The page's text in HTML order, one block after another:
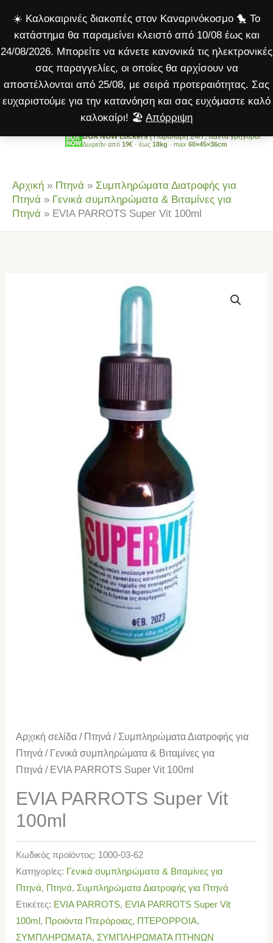
☀️ Καλοκαιρινές διακοπές στον Καναρινόκοσμο 🐤 Το
κατάστημα θα παραμείνει κλειστό από 10/08 έως και
24/08/2026. Μπορείτε να κάνετε κανονικά τις ηλεκτρονικές
σας παραγγελίες, οι οποίες θα αρχίσουν να
αποστέλλονται από 25/08, με σειρά προτεραιότητας. Σας
ευχαριστούμε για την κατανόηση και σας ευχόμαστε καλό
καλοκαίρι! 🏖️ Απόρριψη
στο
περιεχόμενο
BOX NOW Lockers| Παραλαβή 24/7, πάντα γρήγορα!
Δωρεάν από 19€ · έως 18kg · max 60×45×36cm
Αρχική » Πτηνά » Συμπληρώματα Διατροφής για
Πτηνά » Γενικά συμπληρώματα & Βιταμίνες για
Πτηνά » EVIA PARROTS Super Vit 100ml
Αρχική σελίδα / Πτηνά / Συμπληρώματα Διατροφής για
Πτηνά / Γενικά συμπληρώματα & Βιταμίνες για
Πτηνά / EVIA PARROTS Super Vit 100ml
EVIA PARROTS Super Vit
100ml
Κωδικός προϊόντος: 1000-03-62
Κατηγορίες: Γενικά συμπληρώματα & Βιταμίνες για
Πτηνά, Πτηνά, Συμπληρώματα Διατροφής για Πτηνά
Ετικέτες: EVIA PARROTS, EVIA PARROTS Super Vit
100ml, Προιόντα Πτερόροιας, ΠΤΕΡΟΡΡΟΙΑ,
ΣΥΜΠΛΗΡΩΜΑΤΑ, ΣΥΜΠΛΗΡΩΜΑΤΑ ΠΤΗΝΩΝ
Vit
100ml
ποσότητα